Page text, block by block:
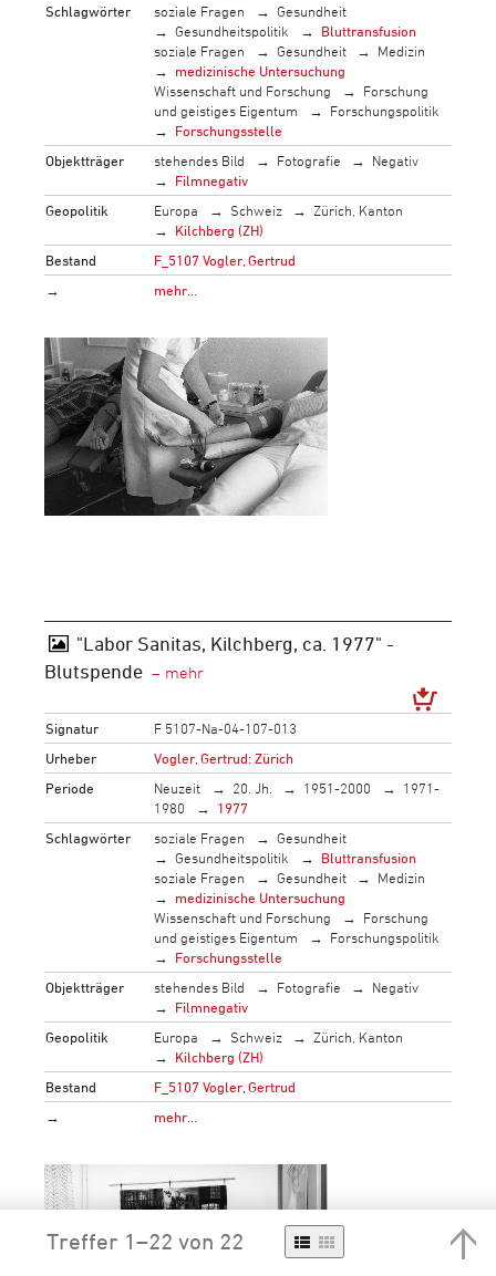
Schlagwörter
soziale Fragen
Gesundheit
Gesundheitspolitik
Bluttransfusion
soziale Fragen
Gesundheit
Medizin
medizinische Untersuchung
Wissenschaft und Forschung
Forschung
und geistiges Eigentum
Forschungspolitik
Forschungsstelle
Objektträger
stehendes Bild Fotografie
Negativ
Filmnegativ
Geopolitik
Europa Schweiz
Zürich, Kanton
Kilchberg (ZH)
Bestand
F_5107 Vogler, Gertrud
→
mehr…
"Labor Sanitas, Kilchberg, ca. 1977" -
Blutspende
Signatur
F 5107-Na-04-107-013
Urheber
Vogler, Gertrud: Zürich
Periode
Neuzeit 20. Jh. 1951-2000
1971-
1980
1977
Schlagwörter
soziale Fragen
Gesundheit
Gesundheitspolitik
Bluttransfusion
soziale Fragen
Gesundheit
Medizin
medizinische Untersuchung
Wissenschaft und Forschung
Forschung
und geistiges Eigentum
Forschungspolitik
Forschungsstelle
Objektträger
stehendes Bild Fotografie
Negativ
Filmnegativ
Geopolitik
Europa Schweiz
Zürich, Kanton
Kilchberg (ZH)
Bestand
F_5107 Vogler, Gertrud
→
mehr…
Treffer 1–22 von 22